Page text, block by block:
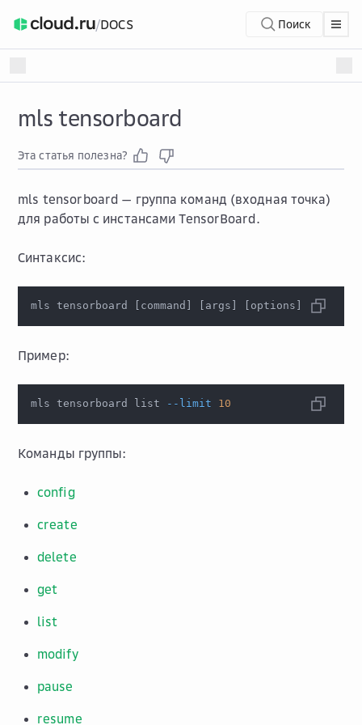
/DOCS Поиск
mls tensorboard
Эта статья полезна?
mls tensorboard — группа команд (входная точка)
для работы с инстансами TensorBoard.
Синтаксис:
mls tensorboard command args options
Пример:
mls tensorboard list --limit 10
Команды группы:
config
create
delete
get
list
modify
pause
resume